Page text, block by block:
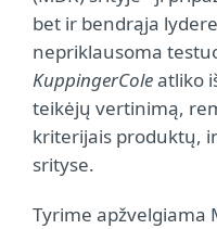
bet ir bendrąja
nepriklausoma
KuppingerColeatliko
teikėjų vertinimą,
kriterijais produktų,
srityse.
Tyrime apžvelgiama